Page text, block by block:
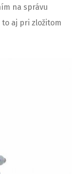
na správu
aj pri zložitom